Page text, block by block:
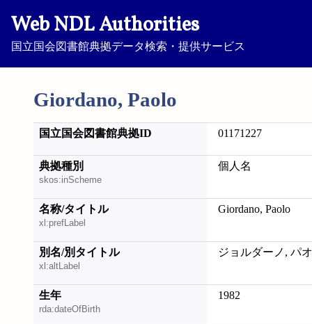
Web NDL Authorities
国立国会図書館典拠データ検索・提供サービス
Giordano, Paolo
国立国会図書館典拠ID 01171227
典拠種別
skos:inScheme
個人名
名称/タイトル
xl:prefLabel
Giordano, Paolo
別名/別タイトル
xl:altLabel
ジョルダーノ, パ
生年
rda:dateOfBirth
1982